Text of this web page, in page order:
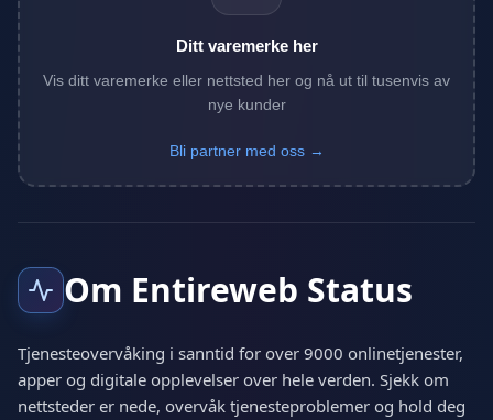
Ditt varemerke her
Vis ditt varemerke eller nettsted her og nå ut til tusenvis av
nye kunder
Bli partner med oss →
Om Entireweb Status
Tjenesteovervåking i sanntid for over 9000 onlinetjenester,
apper og digitale opplevelser over hele verden. Sjekk om
nettsteder er nede, overvåk tjenesteproblemer og hold deg